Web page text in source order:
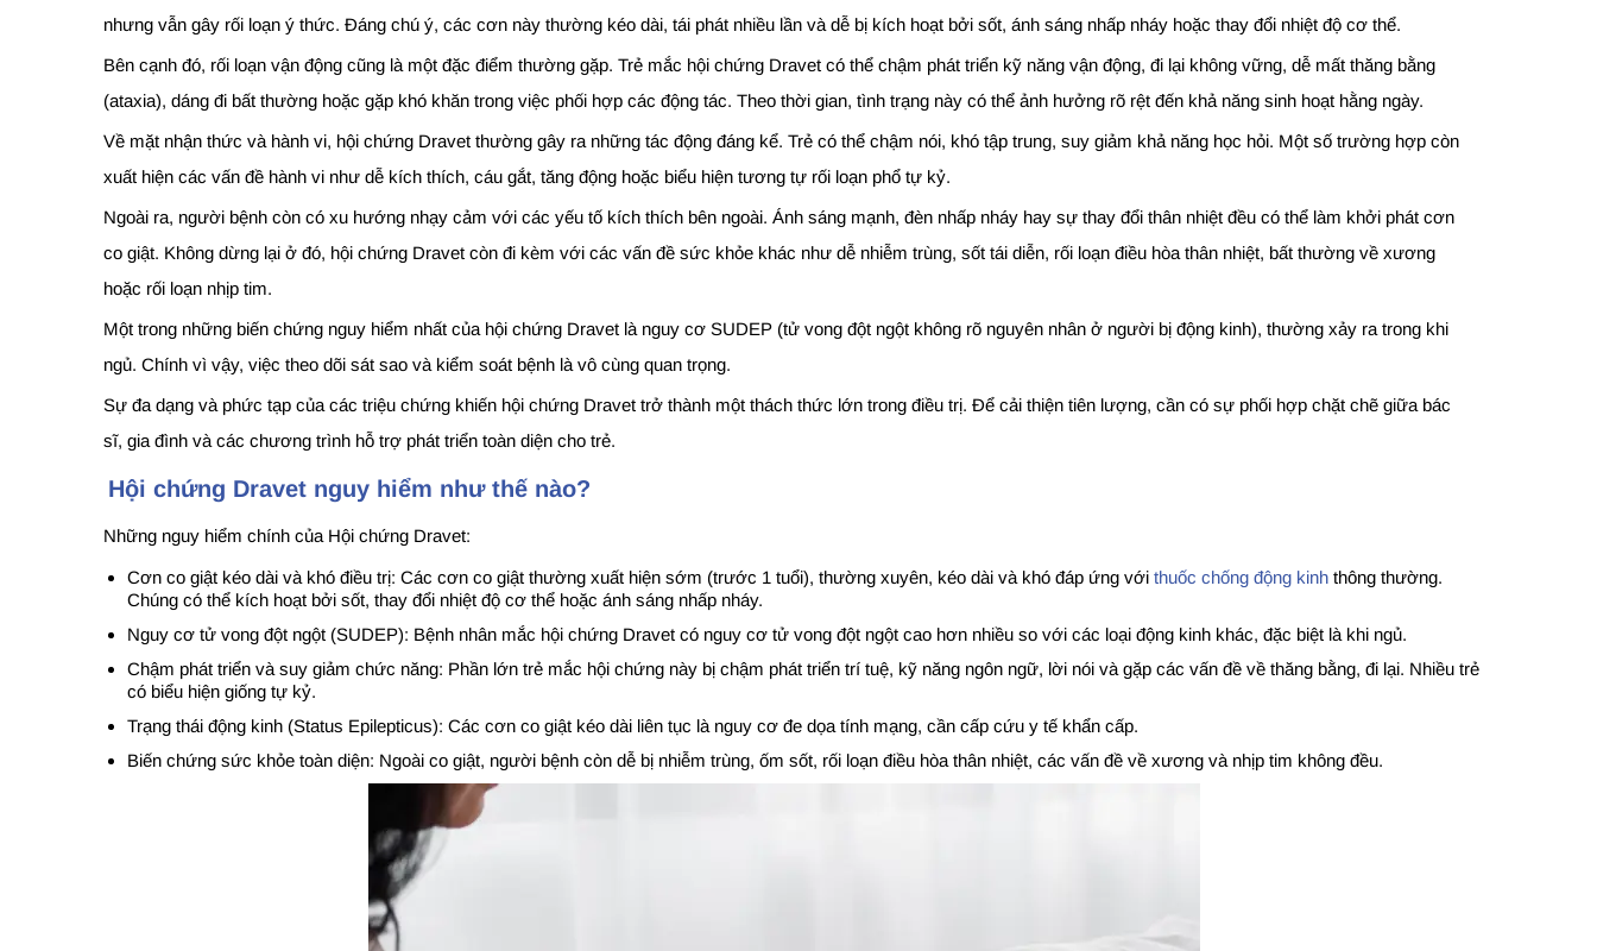
nhưng vẫn gây rối loạn ý thức. Đáng chú ý, các cơn này thường kéo dài, tái phát nhiều lần và dễ bị kích hoạt bởi sốt, ánh sáng nhấp nháy hoặc thay đổi nhiệt độ cơ thể.
Bên cạnh đó, rối loạn vận động cũng là một đặc điểm thường gặp. Trẻ mắc hội chứng Dravet có thể chậm phát triển kỹ năng vận động, đi lại không vững, dễ mất thăng bằng
(ataxia), dáng đi bất thường hoặc gặp khó khăn trong việc phối hợp các động tác. Theo thời gian, tình trạng này có thể ảnh hưởng rõ rệt đến khả năng sinh hoạt hằng ngày.
Về mặt nhận thức và hành vi, hội chứng Dravet thường gây ra những tác động đáng kể. Trẻ có thể chậm nói, khó tập trung, suy giảm khả năng học hỏi. Một số trường hợp còn
xuất hiện các vấn đề hành vi như dễ kích thích, cáu gắt, tăng động hoặc biểu hiện tương tự rối loạn phổ tự kỷ.
Ngoài ra, người bệnh còn có xu hướng nhạy cảm với các yếu tố kích thích bên ngoài. Ánh sáng mạnh, đèn nhấp nháy hay sự thay đổi thân nhiệt đều có thể làm khởi phát cơn
co giật. Không dừng lại ở đó, hội chứng Dravet còn đi kèm với các vấn đề sức khỏe khác như dễ nhiễm trùng, sốt tái diễn, rối loạn điều hòa thân nhiệt, bất thường về xương
hoặc rối loạn nhịp tim.
Một trong những biến chứng nguy hiểm nhất của hội chứng Dravet là nguy cơ SUDEP (tử vong đột ngột không rõ nguyên nhân ở người bị động kinh), thường xảy ra trong khi
ngủ. Chính vì vậy, việc theo dõi sát sao và kiểm soát bệnh là vô cùng quan trọng.
Sự đa dạng và phức tạp của các triệu chứng khiến hội chứng Dravet trở thành một thách thức lớn trong điều trị. Để cải thiện tiên lượng, cần có sự phối hợp chặt chẽ giữa bác
sĩ, gia đình và các chương trình hỗ trợ phát triển toàn diện cho trẻ.
Hội chứng Dravet nguy hiểm như thế nào?
Những nguy hiểm chính của Hội chứng Dravet:
Cơn co giật kéo dài và khó điều trị: Các cơn co giật thường xuất hiện sớm (trước 1 tuổi), thường xuyên, kéo dài và khó đáp ứng với thuốc chống động kinh thông thường.
Chúng có thể kích hoạt bởi sốt, thay đổi nhiệt độ cơ thể hoặc ánh sáng nhấp nháy.
Nguy cơ tử vong đột ngột (SUDEP): Bệnh nhân mắc hội chứng Dravet có nguy cơ tử vong đột ngột cao hơn nhiều so với các loại động kinh khác, đặc biệt là khi ngủ.
Chậm phát triển và suy giảm chức năng: Phần lớn trẻ mắc hội chứng này bị chậm phát triển trí tuệ, kỹ năng ngôn ngữ, lời nói và gặp các vấn đề về thăng bằng, đi lại. Nhiều trẻ
có biểu hiện giống tự kỷ.
Trạng thái động kinh (Status Epilepticus): Các cơn co giật kéo dài liên tục là nguy cơ đe dọa tính mạng, cần cấp cứu y tế khẩn cấp.
Biến chứng sức khỏe toàn diện: Ngoài co giật, người bệnh còn dễ bị nhiễm trùng, ốm sốt, rối loạn điều hòa thân nhiệt, các vấn đề về xương và nhịp tim không đều.